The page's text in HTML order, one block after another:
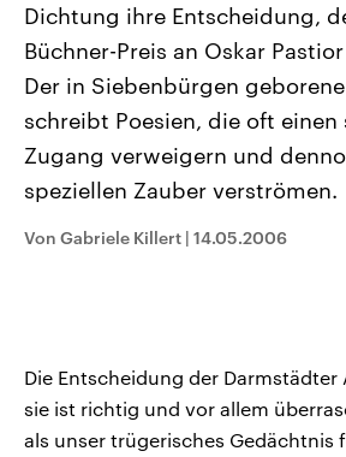
Landtagswahl Sachsen-Anhalt
2026
Alle Informationen
Sachsen-Anhalt wählt am 6.
September 2026 einen neuen
Landtag. Seit 2021 wird das
Bundesland von einer Koalition aus
CDU, SPD und FDP regiert.-
Umfragen, Prognosen,
Wahlprogramme, aktuelle Berichte
und Kandidaten der anstehenden
Wahl.
Dichtung ihre Entscheidung,
Büchner-Preis an Oskar
Der in Siebenbürgen
schreibt Poesien, die oft einen
Zugang verweigern und
speziellen Zauber verströmen.
Von Gabriele Killert | 14.05.2006
Die Entscheidung der Darmstädter
sie ist richtig und vor allem
als unser trügerisches Gedächtnis